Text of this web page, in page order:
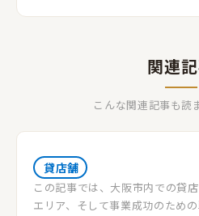
関連
こんな関連記事も読
貸店舗
この記事では、大阪市内での貸
エリア、そして事業成功のため